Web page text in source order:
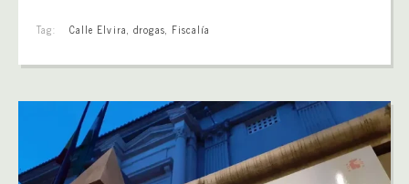
Tag: Calle Elvira, drogas, Fiscalía